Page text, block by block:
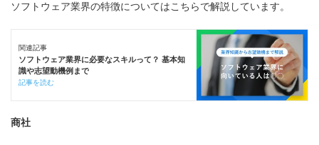
ソフトウェア業界の特徴についてはこちらで解説しています。
関連記事
ソフトウェア業界に必要なスキルって？ 基本知
識や志望動機例まで
記事を読む
商社